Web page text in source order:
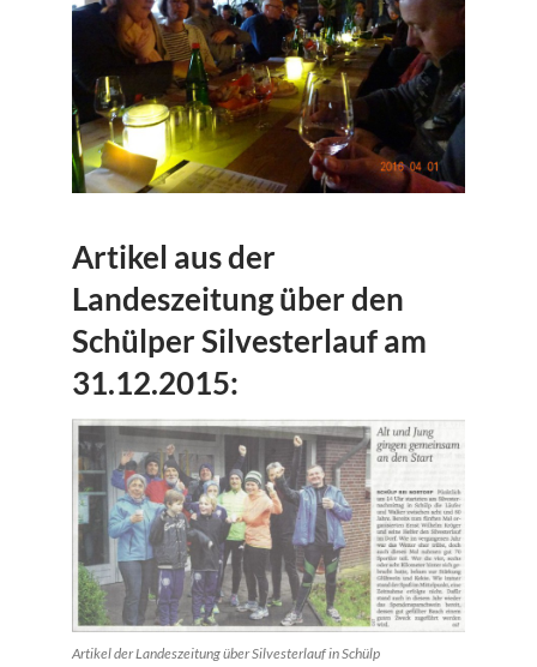
Artikel aus der
Landeszeitung über den
Schülper Silvesterlauf am
31.12.2015:
Artikel der Landeszeitung über Silvesterlauf in Schülp